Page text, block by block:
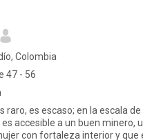
Colombia
47 - 56
raro, es escaso; en la escala
accesible a un buen minero, un
con fortaleza interior y que